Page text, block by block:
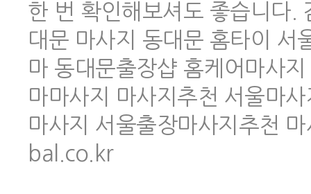
한 번 확인해보셔도 좋습니다
대문 마사지 동대문 홈타이 서
마 동대문출장샵 홈케어마사
마마사지 마사지추천 서울마
마사지 서울출장마사지추천
bal.co.kr